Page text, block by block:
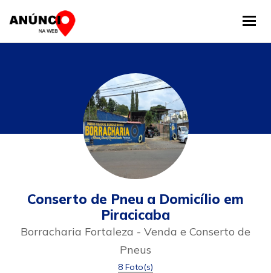
Conserto de Pneu a Domicílio em
Piracicaba
Borracharia Fortaleza - Venda e Conserto de
Pneus
8 Foto(s)